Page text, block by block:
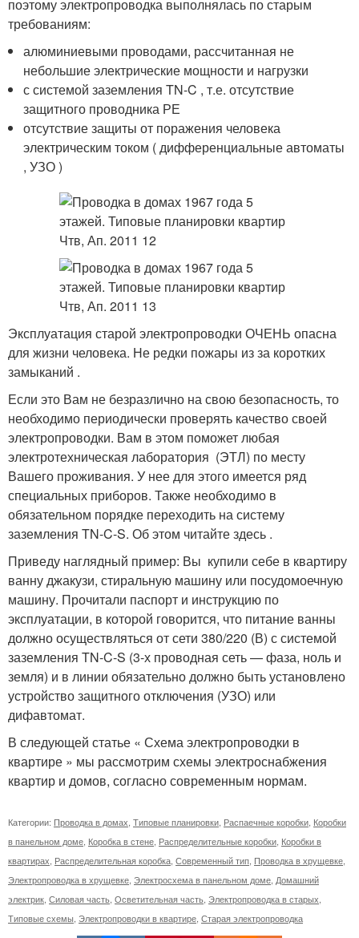
поэтому электропроводка выполнялась по старым
требованиям:
алюминиевыми проводами, рассчитанная не
небольшие электрические мощности и нагрузки
с системой заземления TN-C , т.е. отсутствие
защитного проводника РЕ
отсутствие защиты от поражения человека
электрическим током ( дифференциальные автоматы
, УЗО )
Эксплуатация старой электропроводки ОЧЕНЬ опасна
для жизни человека. Не редки пожары из за коротких
замыканий .
Если это Вам не безразлично на свою безопасность, то
необходимо периодически проверять качество своей
электропроводки. Вам в этом поможет любая
электротехническая лаборатория (ЭТЛ) по месту
Вашего проживания. У нее для этого имеется ряд
специальных приборов. Также необходимо в
обязательном порядке переходить на систему
заземления TN-C-S. Об этом читайте здесь .
Приведу наглядный пример: Вы купили себе в квартиру
ванну джакузи, стиральную машину или посудомоечную
машину. Прочитали паспорт и инструкцию по
эксплуатации, в которой говорится, что питание ванны
должно осуществляться от сети 380/220 (В) с системой
заземления TN-C-S (3-х проводная сеть — фаза, ноль и
земля) и в линии обязательно должно быть установлено
устройство защитного отключения (УЗО) или
дифавтомат.
В следующей статье « Схема электропроводки в
квартире » мы рассмотрим схемы электроснабжения
квартир и домов, согласно современным нормам.
Категории: Проводка в домах Типовые планировки Распаечные коробки Коробки
в панельном доме Коробка в стене Распределительные коробки Коробки в
квартирах Распределительная коробка Современный тип Проводка в хрущевке
Электропроводка в хрущевке Электросхема в панельном доме Домашний
электрик Силовая часть Осветительная часть Электропроводка в старых
Типовые схемы Электропроводки в квартире Старая электропроводка